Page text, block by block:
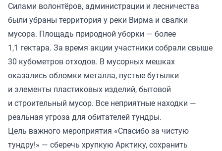
Силами волонтёров, администрации и лесничества
были убраны территория у реки Вирма и свалки
мусора. Площадь природной уборки — более
1,1 гектара. За время акции участники собрали свыше
30 кубометров отходов. В мусорных мешках
оказались обломки металла, пустые бутылки
и элементы пластиковых изделий, бытовой
и строительный мусор. Все неприятные находки —
реальная угроза для обитателей тундры.
Цель важного мероприятия «Спасибо за чистую
тундру!» — сберечь хрупкую Арктику, сохранить